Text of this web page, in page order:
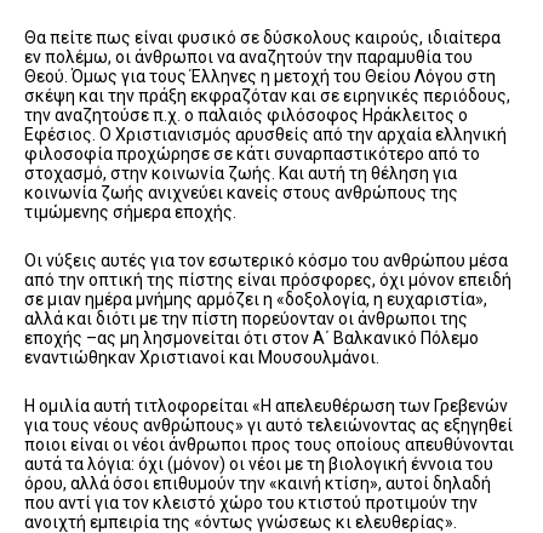
Θα πείτε πως είναι φυσικό σε δύσκολους καιρούς, ιδιαίτερα
εν πολέμω, οι άνθρωποι να αναζητούν την παραμυθία του
Θεού. Όμως για τους Έλληνες η μετοχή του Θείου Λόγου στη
σκέψη και την πράξη εκφραζόταν και σε ειρηνικές περιόδους,
την αναζητούσε π.χ. ο παλαιός φιλόσοφος Ηράκλειτος ο
Εφέσιος. Ο Χριστιανισμός αρυσθείς από την αρχαία ελληνική
φιλοσοφία προχώρησε σε κάτι συναρπαστικότερο από το
στοχασμό, στην κοινωνία ζωής. Και αυτή τη θέληση για
κοινωνία ζωής ανιχνεύει κανείς στους ανθρώπους της
τιμώμενης σήμερα εποχής.
Οι νύξεις αυτές για τον εσωτερικό κόσμο του ανθρώπου μέσα
από την οπτική της πίστης είναι πρόσφορες, όχι μόνον επειδή
σε μιαν ημέρα μνήμης αρμόζει η «δοξολογία, η ευχαριστία»,
αλλά και διότι με την πίστη πορεύονταν οι άνθρωποι της
εποχής –ας μη λησμονείται ότι στον Α΄ Βαλκανικό Πόλεμο
εναντιώθηκαν Χριστιανοί και Μουσουλμάνοι.
Η ομιλία αυτή τιτλοφορείται «Η απελευθέρωση των Γρεβενών
για τους νέους ανθρώπους» γι αυτό τελειώνοντας ας εξηγηθεί
ποιοι είναι οι νέοι άνθρωποι προς τους οποίους απευθύνονται
αυτά τα λόγια: όχι (μόνον) οι νέοι με τη βιολογική έννοια του
όρου, αλλά όσοι επιθυμούν την «καινή κτίση», αυτοί δηλαδή
που αντί για τον κλειστό χώρο του κτιστού προτιμούν την
ανοιχτή εμπειρία της «όντως γνώσεως κι ελευθερίας».